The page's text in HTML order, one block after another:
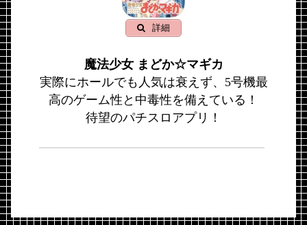
詳細
魔法少女 まどか☆マギカ
実際にホールでも人気は衰えず、5号機最
高のゲーム性と中毒性を備えている！
待望のパチスロアプリ！